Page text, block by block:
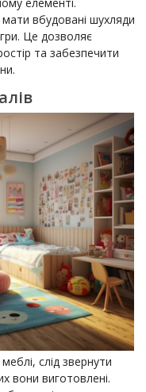
вбудовані шухляди
Це дозволяє
та забезпечити
слід звернути
вони виготовлені.